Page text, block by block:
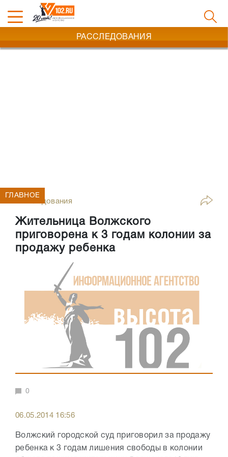
РАССЛЕДОВАНИЯ
Расследования
Жительница Волжского
приговорена к 3 годам колонии за
продажу ребенка
ГЛАВНОЕ
0
06.05.2014 16:56
Волжский городской суд приговорил за продажу
ребенка к 3 годам лишения свободы в колонии